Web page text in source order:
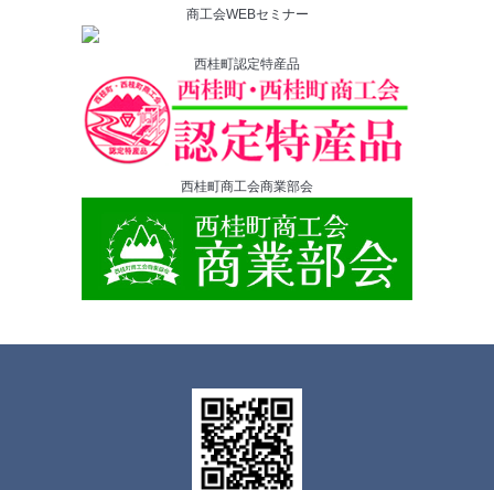
商工会WEBセミナー
西桂町認定特産品
西桂町商工会商業部会